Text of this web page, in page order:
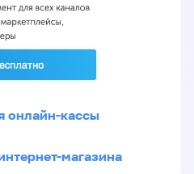
онлайн-кассы
магазина